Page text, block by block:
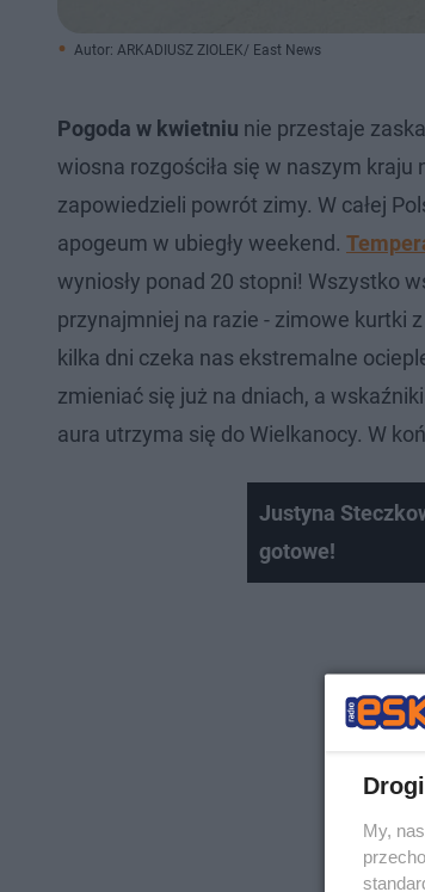
Autor: ARKADIUSZ ZIOLEK/ East News
Pogoda w kwietniu nie przestaje
wiosna rozgościła się w naszym
zapowiedzieli powrót zimy. W całej
apogeum w ubiegły weekend.
wyniosły ponad 20 stopni! Wszystko
przynajmniej na razie - zimowe kurtki
kilka dni czeka nas ekstremalne
zmieniać się już na dniach, a
aura utrzyma się do Wielkanocy. W
Justyna
gotowe!
My,